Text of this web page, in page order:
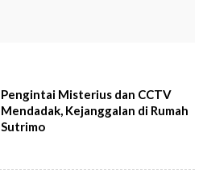
Pengintai Misterius dan CCTV
Mendadak, Kejanggalan di Rumah
Sutrimo